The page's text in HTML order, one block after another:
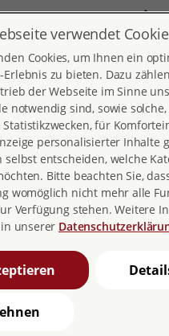
Westfalen
Beratungsstelle
finanziellen Hilfen in der
in der
bedeutet u. a. auch
verwendet
Cookies, um Ihnen ein
zu bieten. Dazu
der Webseite im Sinne
notwendig sind, sowie
für
personalisierter Inhalte
selbst entscheiden, welche
Bitte beachten Sie,
womöglich nicht mehr alle
Verfügung stehen. Weitere
unserer